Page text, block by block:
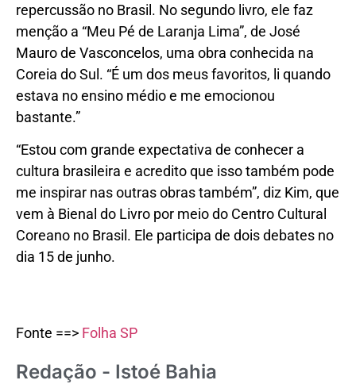
repercussão no Brasil. No segundo livro, ele faz
menção a “Meu Pé de Laranja Lima”, de José
Mauro de Vasconcelos, uma obra conhecida na
Coreia do Sul. “É um dos meus favoritos, li quando
estava no ensino médio e me emocionou
bastante.”
“Estou com grande expectativa de conhecer a
cultura brasileira e acredito que isso também pode
me inspirar nas outras obras também”, diz Kim, que
vem à Bienal do Livro por meio do Centro Cultural
Coreano no Brasil. Ele participa de dois debates no
dia 15 de junho.
Fonte ==> Folha SP
Redação - Istoé Bahia